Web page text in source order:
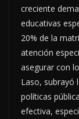
creciente
educativas
20% de la
atención
asegurar con
Laso, subrayó
políticas
efectiva,